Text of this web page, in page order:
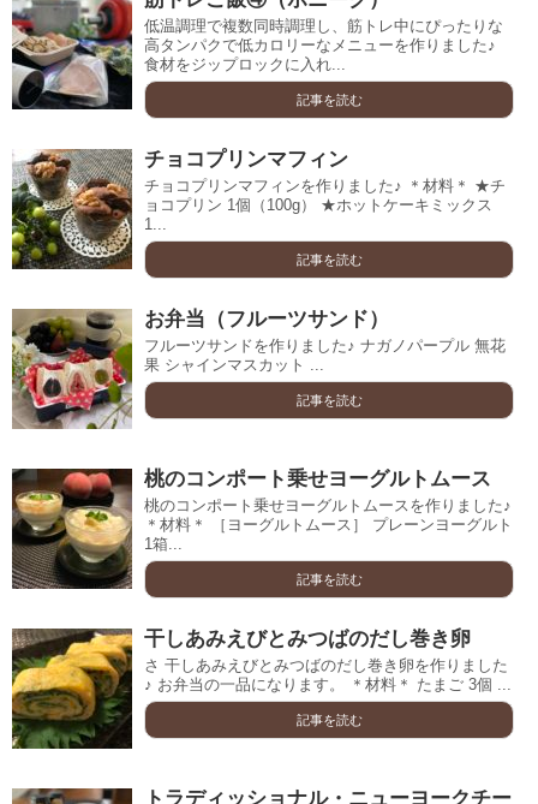
低温調理で複数同時調理し、筋トレ中にぴったりな
高タンパクで低カロリーなメニューを作りました♪
食材をジップロックに入れ...
記事を読む
チョコプリンマフィン
チョコプリンマフィンを作りました♪ ＊材料＊ ★チ
ョコプリン 1個（100g） ★ホットケーキミックス
1...
記事を読む
お弁当（フルーツサンド）
フルーツサンドを作りました♪ ナガノパープル 無花
果 シャインマスカット ...
記事を読む
桃のコンポート乗せヨーグルトムース
桃のコンポート乗せヨーグルトムースを作りました♪
＊材料＊ ［ヨーグルトムース］ プレーンヨーグルト
1箱...
記事を読む
干しあみえびとみつばのだし巻き卵
さ 干しあみえびとみつばのだし巻き卵を作りました
♪ お弁当の一品になります。 ＊材料＊ たまご 3個 ...
記事を読む
トラディッショナル・ニューヨークチー